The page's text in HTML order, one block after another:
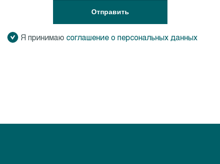
Отправить
Я принимаю соглашение о персональных данных